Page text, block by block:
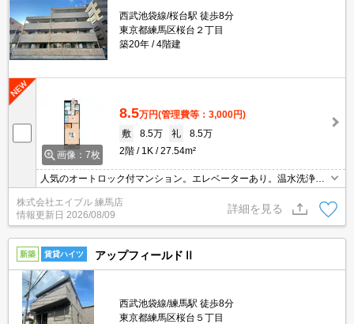
西武池袋線/桜台駅 徒歩8分
東京都練馬区桜台２丁目
築20年
4階建
画像：7枚
8.5万円(管理費等：3,000円)
敷
8.5万 礼
8.5万
2階
1K 27.54m²
人気のオートロック付マンション。エレベーターあり。温水洗浄便
座付き。角部屋。契約金・家賃クレジットカード払い可（ポイント
還元あり）。
株式会社エイブル 練馬店
情報更新日 2026/08/09
詳細を見る
新築 賃貸ハイツ アップフィールドⅡ
西武池袋線/練馬駅 徒歩8分
東京都練馬区桜台５丁目